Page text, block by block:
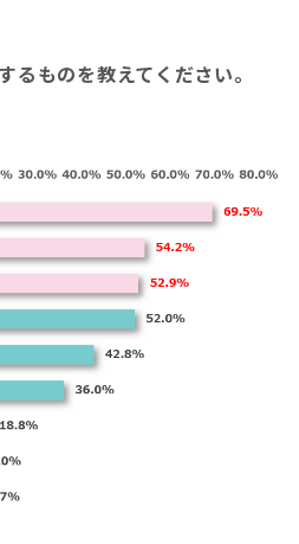
るものを教えてください。